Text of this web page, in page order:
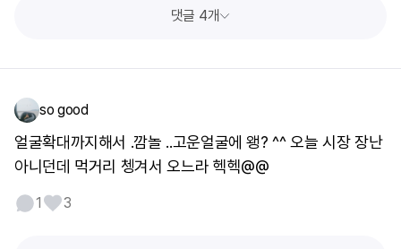
댓글 4개
so good
얼굴확대까지해서 .깜놀 ..고운얼굴에 왱? ^^ 오늘 시장 장난
아니던데 먹거리 쳉겨서 오느라 헥헥@@
1 3